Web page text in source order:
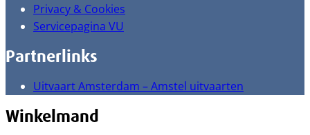
Privacy & Cookies
Servicepagina VU
Partnerlinks
Uitvaart Amsterdam – Amstel uitvaarten
Winkelmand